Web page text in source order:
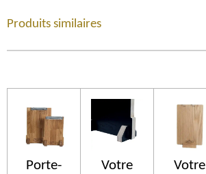
Produits similaires
Porte-
Votre
Votre